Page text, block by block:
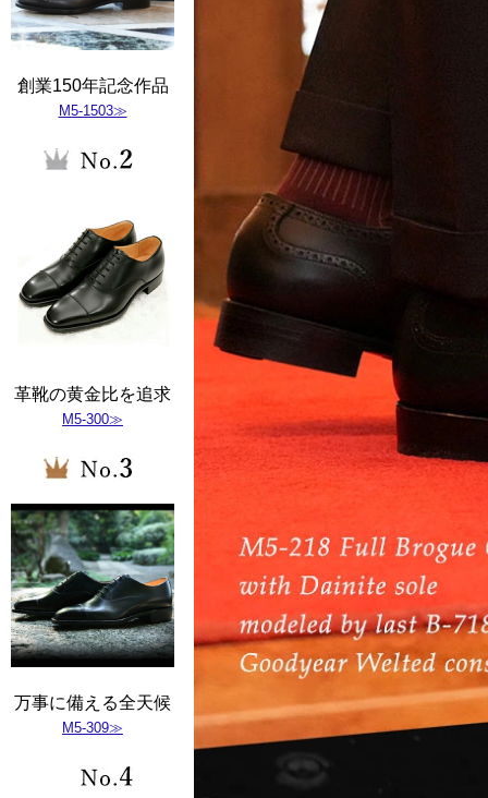
創業150年記念作品
M5-1503≫
革靴の黄金比を追求
M5-300≫
万事に備える全天候
M5-309≫